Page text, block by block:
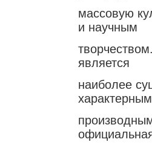
массовую
и научным
является
наиболее